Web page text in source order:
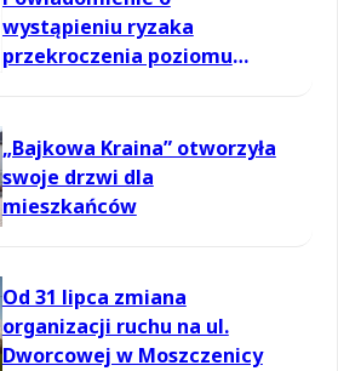
wystąpieniu ryzaka
przekroczenia poziomu
„Bajkowa Kraina” otworzyła
swoje drzwi dla
mieszkańców
Od 31 lipca zmiana
organizacji ruchu na ul.
Dworcowej w Moszczenicy